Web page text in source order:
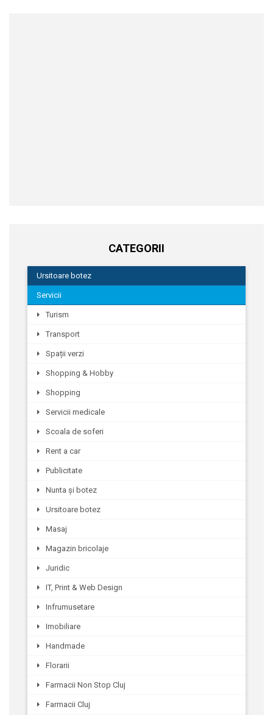
CATEGORII
Ursitoare botez
Servicii
Turism
Transport
Spații verzi
Shopping & Hobby
Shopping
Servicii medicale
Scoala de soferi
Rent a car
Publicitate
Nunta și botez
Ursitoare botez
Masaj
Magazin bricolaje
Juridic
IT, Print & Web Design
Infrumusetare
Imobiliare
Handmade
Florarii
Farmacii Non Stop Cluj
Farmacii Cluj